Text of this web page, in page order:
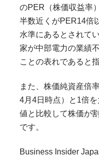
のPER（株価収益率
半数近くがPER14倍
水準にあるとされて
家が中部電力の業績
ことの表れであると
また、株価純資産倍
4月4日時点）と1倍
値と比較して株価が
です。
Business Insider